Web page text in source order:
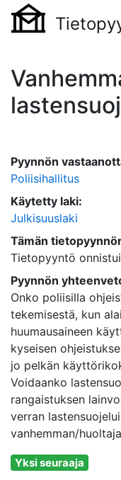
Pyynnön
Poliisihallitus
Käytetty laki:
Julkisuuslaki
Tämän
Tietopyyntö onnistui
Pyynnön
Onko poliisilla
tekemisestä, kun
huumausaineen
kyseisen
jo pelkän
Voidaanko
rangaistuksen
verran
vanhemman/
Yksi seuraaja